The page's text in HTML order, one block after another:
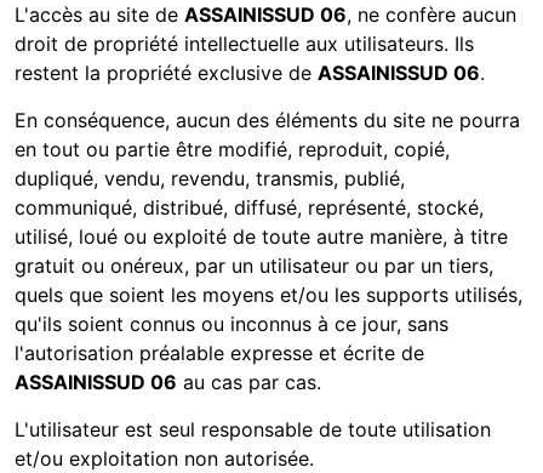
L'accès au site de ASSAINISSUD 06, ne confère aucun
droit de propriété intellectuelle aux utilisateurs. Ils
restent la propriété exclusive de ASSAINISSUD 06.
En conséquence, aucun des éléments du site ne pourra
en tout ou partie être modifié, reproduit, copié,
dupliqué, vendu, revendu, transmis, publié,
communiqué, distribué, diffusé, représenté, stocké,
utilisé, loué ou exploité de toute autre manière, à titre
gratuit ou onéreux, par un utilisateur ou par un tiers,
quels que soient les moyens et/ou les supports utilisés,
qu'ils soient connus ou inconnus à ce jour, sans
l'autorisation préalable expresse et écrite de
ASSAINISSUD 06 au cas par cas.
L'utilisateur est seul responsable de toute utilisation
et/ou exploitation non autorisée.